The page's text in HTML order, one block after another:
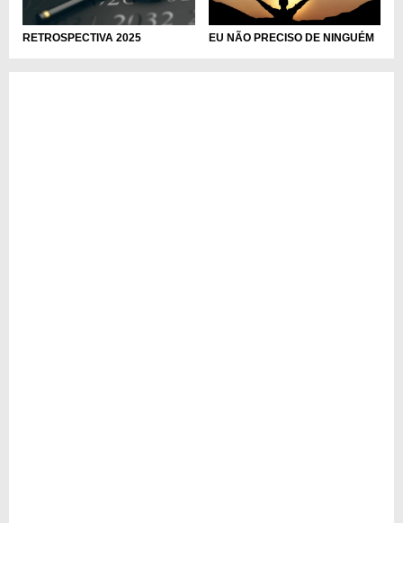
RETROSPECTIVA 2025 EU NÃO PRECISO DE NINGUÉM